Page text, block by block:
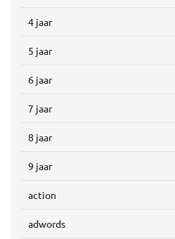
4 jaar
5 jaar
6 jaar
7 jaar
8 jaar
9 jaar
action
adwords